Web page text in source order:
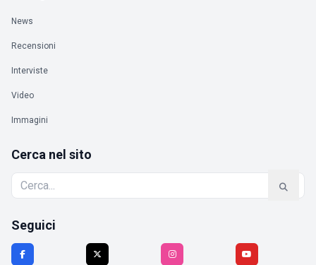
News
Recensioni
Interviste
Video
Immagini
Cerca nel sito
Seguici